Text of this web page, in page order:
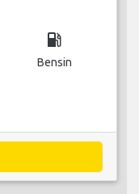
local_gas_station
Bensin